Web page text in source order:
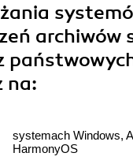
archiwów
na:
systemach Windows,
HarmonyOS